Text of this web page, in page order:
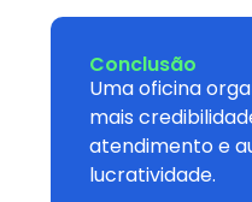
Conclusão
Uma oficina
mais
atendimento e
lucratividade.